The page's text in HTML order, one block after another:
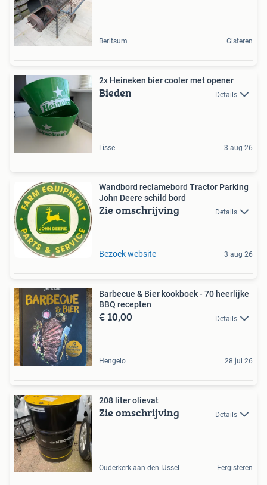
Berltsum Gisteren
2x Heineken bier cooler met opener
Bieden Details
Lisse 3 aug 26
Wandbord reclamebord Tractor Parking
John Deere schild bord
Zie omschrijving Details
Bezoek website 3 aug 26
Barbecue & Bier kookboek - 70 heerlijke
BBQ recepten
€ 10,00 Details
Hengelo 28 jul 26
208 liter olievat
Zie omschrijving Details
Ouderkerk aan den IJssel Eergisteren